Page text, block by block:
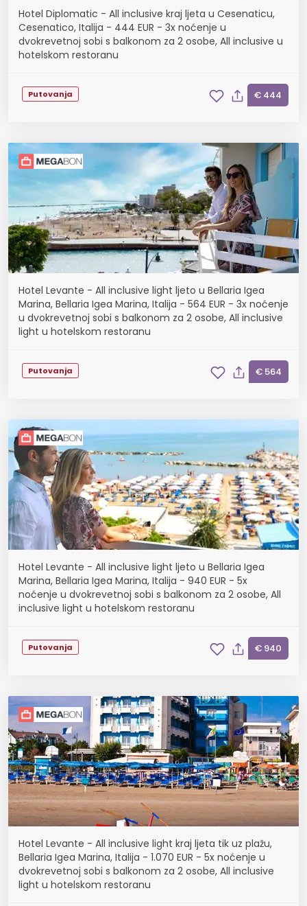
Hotel Diplomatic - All inclusive kraj ljeta u Cesenaticu,
Cesenatico, Italija - 444 EUR - 3x noćenje u
dvokrevetnoj sobi s balkonom za 2 osobe, All inclusive u
hotelskom restoranu
Putovanja € 444
Hotel Levante - All inclusive light ljeto u Bellaria Igea
Marina, Bellaria Igea Marina, Italija - 564 EUR - 3x noćenje
u dvokrevetnoj sobi s balkonom za 2 osobe, All inclusive
light u hotelskom restoranu
Putovanja € 564
Hotel Levante - All inclusive light ljeto u Bellaria Igea
Marina, Bellaria Igea Marina, Italija - 940 EUR - 5x
noćenje u dvokrevetnoj sobi s balkonom za 2 osobe, All
inclusive light u hotelskom restoranu
Putovanja € 940
Hotel Levante - All inclusive light kraj ljeta tik uz plažu,
Bellaria Igea Marina, Italija - 1.070 EUR - 5x noćenje u
dvokrevetnoj sobi s balkonom za 2 osobe, All inclusive
light u hotelskom restoranu